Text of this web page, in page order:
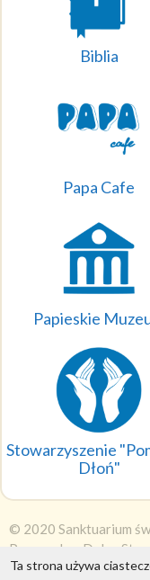
Biblia
Papa Cafe
Papieskie
Stowarzyszenie
Dłoń"
© 2020 Sanktuarium
Przemyska
Ta strona używa